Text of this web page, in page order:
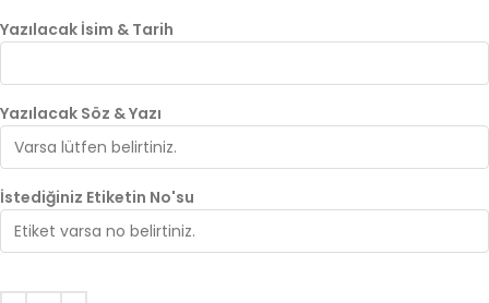
Yazılacak İsim & Tarih
Yazılacak Söz & Yazı
İstediğiniz Etiketin No'su